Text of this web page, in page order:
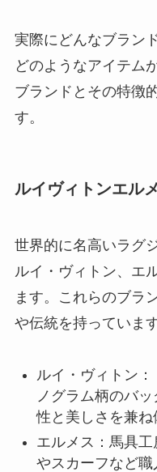
実際にどんなブラン
どのようなアイテム
ブランドとその特徴
す。
ルイヴィトンエル
世界的に名高いラグ
ルイ・ヴィトン、エ
ます。これらのブラ
や伝統を持っています
ルイ・ヴィトン
ノグラム柄のバ
性と美しさを兼ね
エルメス：馬具
やスカーフなど職